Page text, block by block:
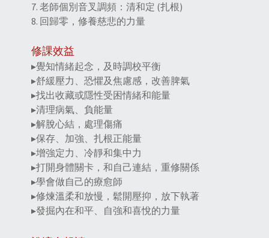
7. 老師個別音叉調頻：清和定 (扎根)
8. 回歸零，修養慈悲的力量
修課效益
▸覺知情緒起念，及時調校平衡
▸舒緩壓力、恐懼及焦慮感，改善脾氣
▸找出收藏或隱性受困情緒和能量
▸清理病氣、負能量
▸解脫心結，處理傷痛
▸保存、加強、扎根正能量
▸增強定力、冷靜和集中力
▸打開身體關卡，和自己連結，重修關係
▸學會做自己的療愈師
▸修煉溫柔和放慢，鬆開壓抑，放下執著
▸發掘內在和平、自強和喜悅的力量